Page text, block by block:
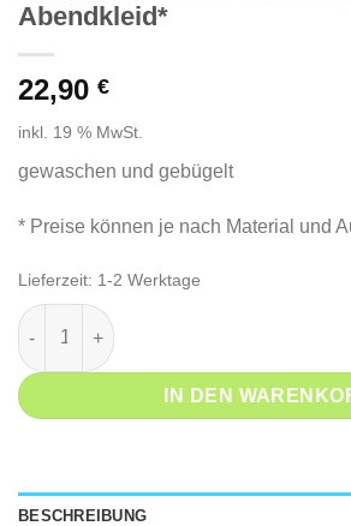
Abendkleid*
22,90 €
inkl. 19 % MwSt.
gewaschen und gebügelt
* Preise können je nach Material und
Lieferzeit: 1-2 Werktage
Abendkleid* Menge
IN DEN
BESCHREIBUNG